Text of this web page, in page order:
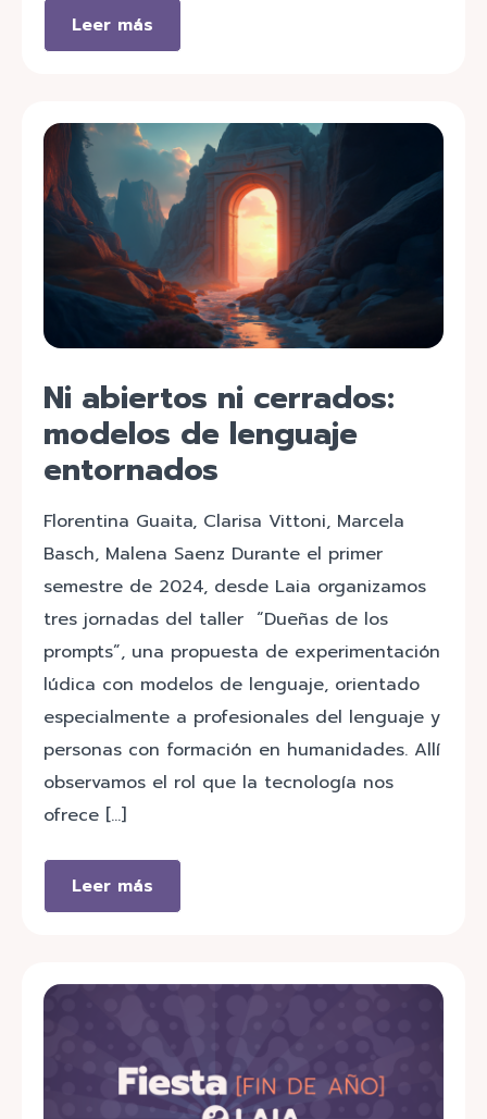
Leer más
Ni abiertos ni cerrados:
modelos de lenguaje
entornados
Florentina Guaita, Clarisa Vittoni, Marcela
Basch, Malena Saenz Durante el primer
semestre de 2024, desde Laia organizamos
tres jornadas del taller “Dueñas de los
prompts”, una propuesta de experimentación
lúdica con modelos de lenguaje, orientado
especialmente a profesionales del lenguaje y
personas con formación en humanidades. Allí
observamos el rol que la tecnología nos
ofrece […]
Leer más